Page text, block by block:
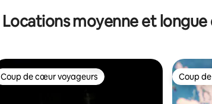
Locations moyenne et
Coup de cœur voyageurs
Coup de cœur voyageurs Coup
Coup